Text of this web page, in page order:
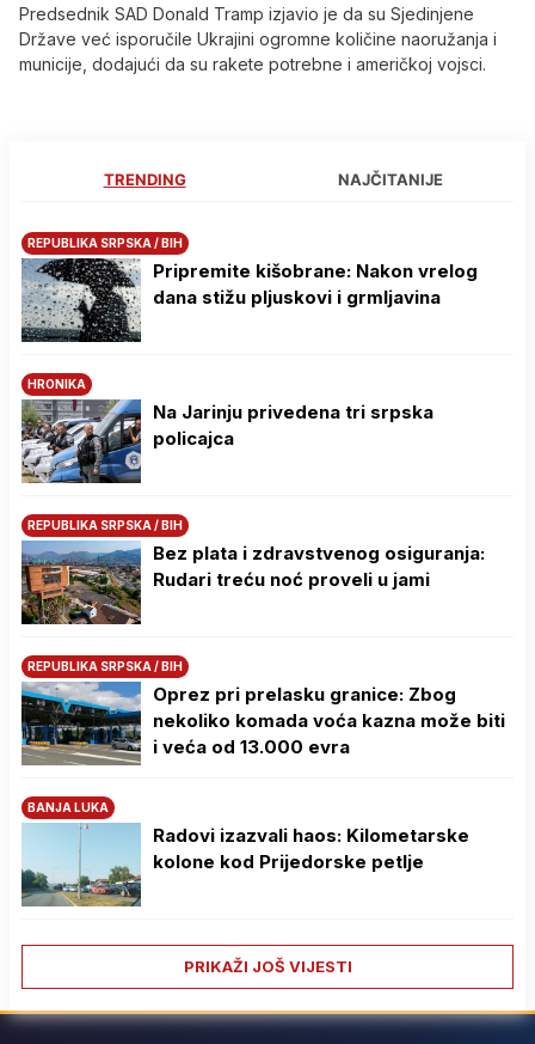
Predsednik SAD Donald Tramp izjavio je da su Sjedinjene
Države već isporučile Ukrajini ogromne količine naoružanja i
municije, dodajući da su rakete potrebne i američkoj vojsci.
TRENDING NAJČITANIJE
REPUBLIKA SRPSKA / BIH
Pripremite kišobrane: Nakon vrelog
dana stižu pljuskovi i grmljavina
HRONIKA
Na Јarinju privedena tri srpska
policajca
REPUBLIKA SRPSKA / BIH
Bez plata i zdravstvenog osiguranja:
Rudari treću noć proveli u jami
REPUBLIKA SRPSKA / BIH
Oprez pri prelasku granice: Zbog
nekoliko komada voća kazna može biti
i veća od 13.000 evra
BANJA LUKA
Radovi izazvali haos: Kilometarske
kolone kod Prijedorske petlje
PRIKAŽI JOŠ VIJESTI